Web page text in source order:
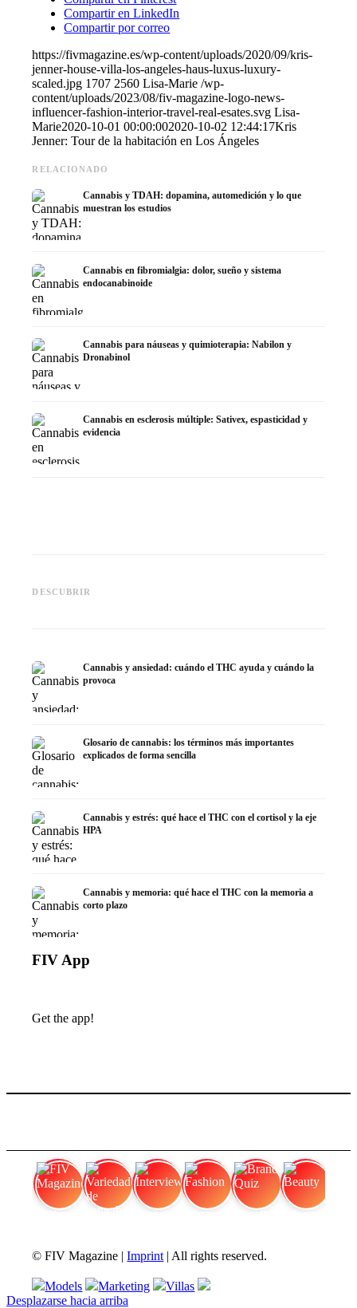
Compartir en LinkedIn
Compartir por correo
https://fivmagazine.es/wp-content/uploads/2020/09/kris-
jenner-house-villa-los-angeles-haus-luxus-luxury-
scaled.jpg 1707 2560 Lisa-Marie /wp-
content/uploads/2023/08/fiv-magazine-logo-news-
influencer-fashion-interior-travel-real-esates.svg Lisa-
Marie2020-10-01 00:00:002020-10-02 12:44:17Kris
Jenner: Tour de la habitación en Los Ángeles
RELACIONADO
Cannabis y TDAH: dopamina, automedición y lo que
muestran los estudios
Cannabis en fibromialgia: dolor, sueño y sistema
endocanabinoide
Cannabis para náuseas y quimioterapia: Nabilon y
Dronabinol
Cannabis en esclerosis múltiple: Sativex, espasticidad y
evidencia
DESCUBRIR
la investigación
Cannabis y ansiedad: cuándo el THC ayuda y cuándo la
provoca
Glosario de cannabis: los términos más importantes
explicados de forma sencilla
Cannabis y estrés: qué hace el THC con el cortisol y la eje
HPA
Cannabis y memoria: qué hace el THC con la memoria a
corto plazo
FIV App
Get the app!
© FIV Magazine |Imprint | All rights reserved.
Models Marketing
Villas
Desplazarse hacia arriba